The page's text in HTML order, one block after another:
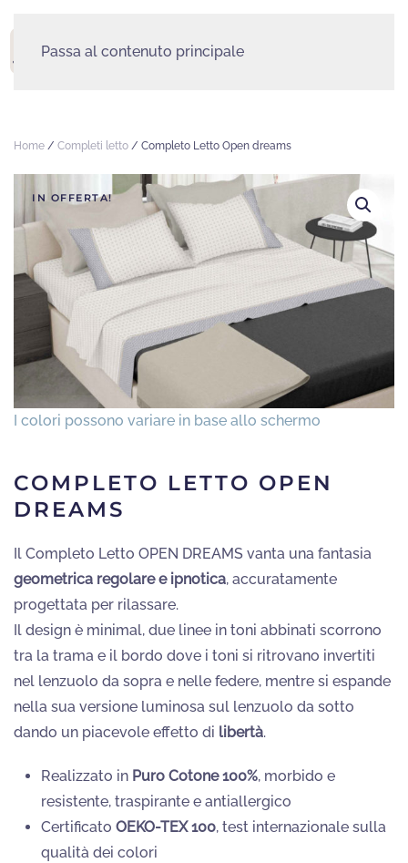
Passa al contenuto principale
Home / Completi letto / Completo Letto Open dreams
IN OFFERTA!
COMPLETO LETTO OPEN
DREAMS
Il Completo Letto OPEN DREAMS vanta una fantasia
geometrica regolare e ipnotica, accuratamente
progettata per rilassare.
Il design è minimal, due linee in toni abbinati scorrono
tra la trama e il bordo dove i toni si ritrovano invertiti
nel lenzuolo da sopra e nelle federe, mentre si espande
nella sua versione luminosa sul lenzuolo da sotto
dando un piacevole effetto di libertà.
Realizzato in Puro Cotone 100%, morbido e
resistente, traspirante e antiallergico
Certificato OEKO-TEX 100, test internazionale sulla
qualità dei colori